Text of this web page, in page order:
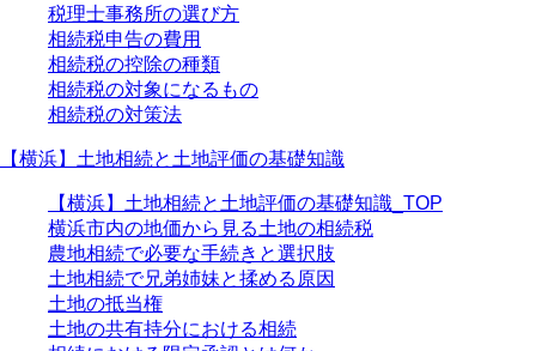
税理士事務所の選び方
相続税申告の費用
相続税の控除の種類
相続税の対象になるもの
相続税の対策法
【横浜】土地相続と土地評価の基礎知識
【横浜】土地相続と土地評価の基礎知識_TOP
横浜市内の地価から見る土地の相続税
農地相続で必要な手続きと選択肢
土地相続で兄弟姉妹と揉める原因
土地の抵当権
土地の共有持分における相続